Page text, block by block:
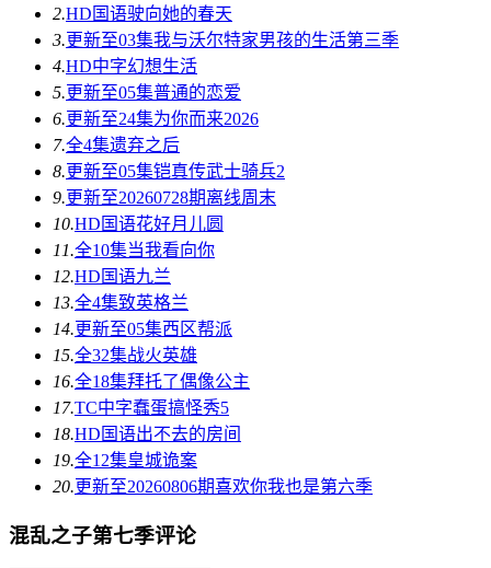
2.HD国语驶向她的春天​
3.更新至03集我与沃尔特家男孩的生活第三季
4.HD中字幻想生活
5.更新至05集普通的恋爱
6.更新至24集为你而来2026
7.全4集遗弃之后
8.更新至05集铠真传武士骑兵2
9.更新至20260728期离线周末
10.HD国语花好月儿圆
11.全10集当我看向你
12.HD国语九兰
13.全4集致英格兰
14.更新至05集西区帮派
15.全32集战火英雄
16.全18集拜托了偶像公主
17.TC中字蠢蛋搞怪秀5
18.HD国语出不去的房间
19.全12集皇城诡案
20.更新至20260806期喜欢你我也是第六季
混乱之子第七季评论